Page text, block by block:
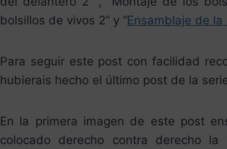
bolsillos de vivos 2” y “Ensamblaje de la
Para seguir este post con facilidad
hubierais hecho el último post de la
En la primera imagen de este post
colocado derecho contra derecho